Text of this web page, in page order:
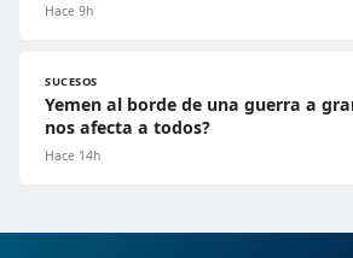
Hace 9h
SUCESOS
Yemen al borde de una guerra a
nos afecta a todos?
Hace 14h